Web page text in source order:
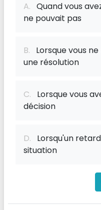
A. Quand vous
ne pouvait pas
B. Lorsque vous
une résolution
C. Lorsque vous
décision
D. Lorsqu'un
situation